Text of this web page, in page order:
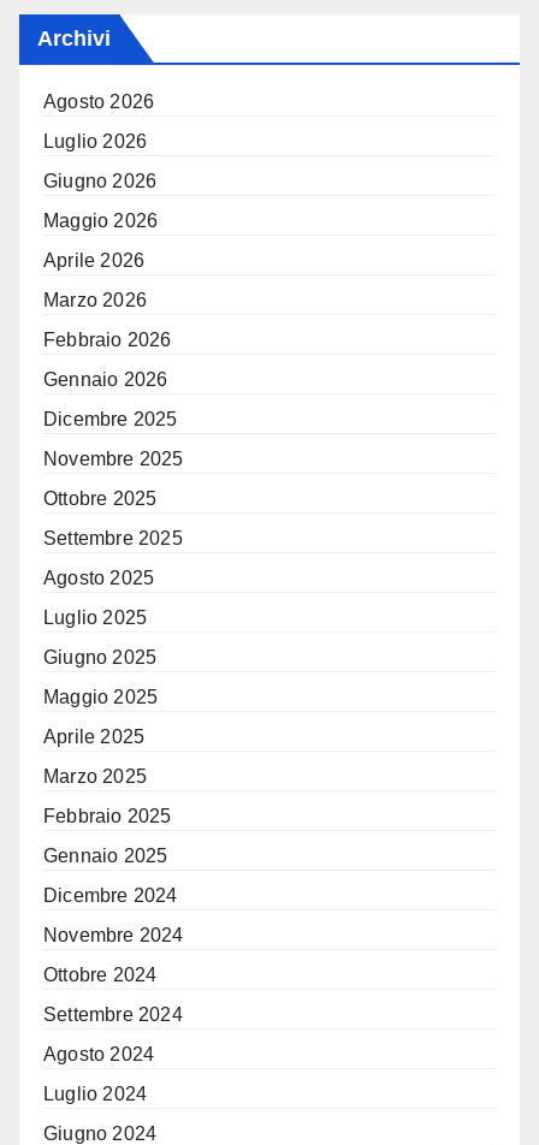
Archivi
Agosto 2026
Luglio 2026
Giugno 2026
Maggio 2026
Aprile 2026
Marzo 2026
Febbraio 2026
Gennaio 2026
Dicembre 2025
Novembre 2025
Ottobre 2025
Settembre 2025
Agosto 2025
Luglio 2025
Giugno 2025
Maggio 2025
Aprile 2025
Marzo 2025
Febbraio 2025
Gennaio 2025
Dicembre 2024
Novembre 2024
Ottobre 2024
Settembre 2024
Agosto 2024
Luglio 2024
Giugno 2024